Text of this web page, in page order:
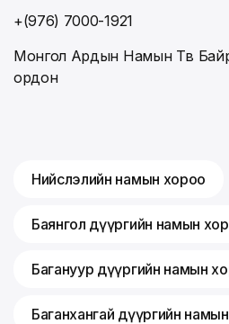
+(976) 7000-1921
Монгол Ардын Намын Төв
ордон
Нийслэлийн намын хороо
Баянгол дүүргийн намын
Багануур дүүргийн намын
Баганхангай дүүргийн